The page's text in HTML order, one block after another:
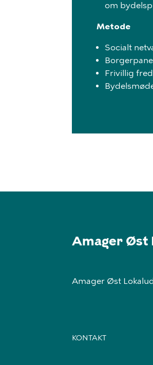
om
Metode
Socialt
Frivillig
Amager Øst
Amager Øst
KONTAKT